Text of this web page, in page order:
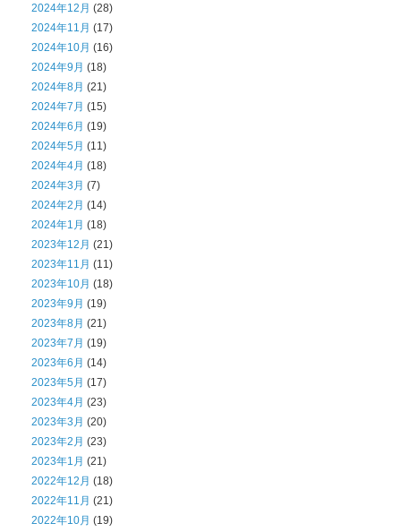
2024年12月 (28)
2024年11月 (17)
2024年10月 (16)
2024年9月 (18)
2024年8月 (21)
2024年7月 (15)
2024年6月 (19)
2024年5月 (11)
2024年4月 (18)
2024年3月 (7)
2024年2月 (14)
2024年1月 (18)
2023年12月 (21)
2023年11月 (11)
2023年10月 (18)
2023年9月 (19)
2023年8月 (21)
2023年7月 (19)
2023年6月 (14)
2023年5月 (17)
2023年4月 (23)
2023年3月 (20)
2023年2月 (23)
2023年1月 (21)
2022年12月 (18)
2022年11月 (21)
2022年10月 (19)